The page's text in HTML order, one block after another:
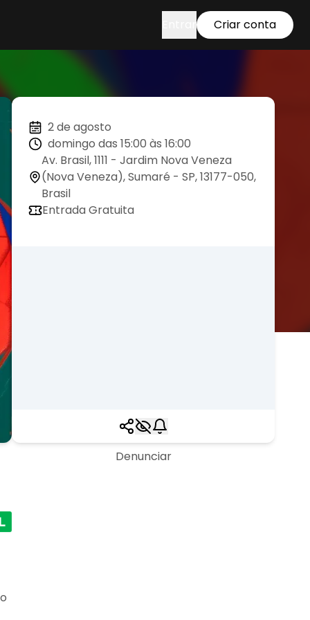
Criar conta
2 de agosto
domingo das 15:00 às 16:00
Av. Brasil, 1111 - Jardim Nova Veneza
(Nova Veneza), Sumaré - SP, 13177-050,
Brasil
Entrada Gratuita
Denunciar